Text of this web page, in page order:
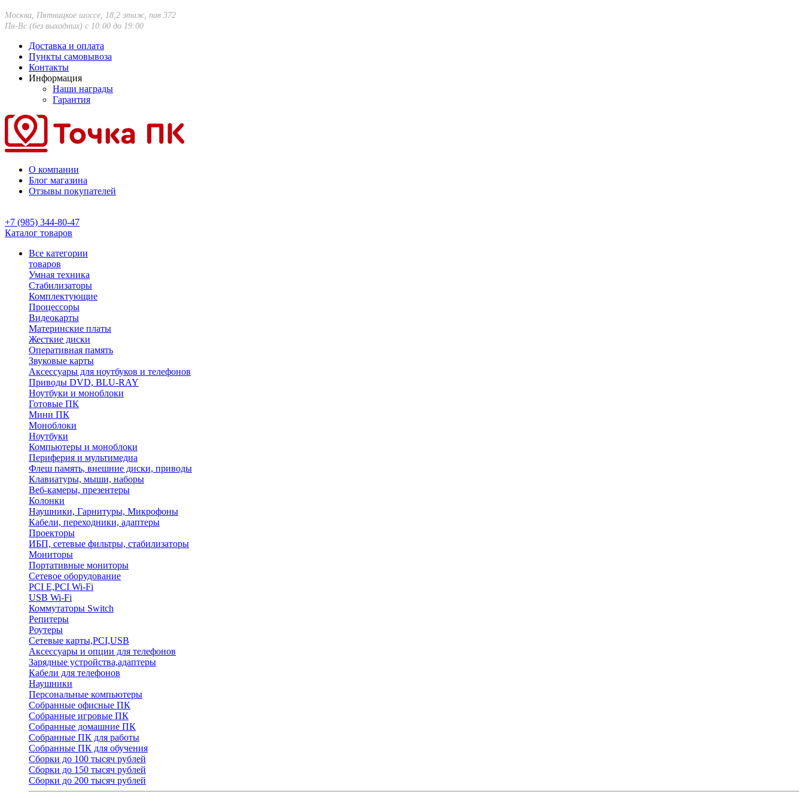
Москва, Пятницкое шоссе, 18,2 этаж, пав 372
Пн-Вс (без выходных) с 10:00 до 19:00
Доставка и оплата
Пункты самовывоза
Контакты
Информация
Наши награды
Гарантия
О компании
Блог магазина
Отзывы покупателей
+7 (985) 344-80-47
Каталог товаров
Все категории
товаров
Умная техника
Стабилизаторы
Комплектующие
Процессоры
Видеокарты
Материнские платы
Жесткие диски
Оперативная память
Звуковые карты
Аксессуары для ноутбуков и телефонов
Приводы DVD, BLU-RAY
Ноутбуки и моноблоки
Готовые ПК
Мини ПК
Моноблоки
Ноутбуки
Компьютеры и моноблоки
Периферия и мультимедиа
Флеш память, внешние диски, приводы
Клавиатуры, мыши, наборы
Веб-камеры, презентеры
Колонки
Наушники, Гарнитуры, Микрофоны
Кабели, переходники, адаптеры
Проекторы
ИБП, сетевые фильтры, стабилизаторы
Мониторы
Портативные мониторы
Сетевое оборудование
PCI E,PCI Wi-Fi
USB Wi-Fi
Коммутаторы Switch
Репитеры
Роутеры
Сетевые карты,PCI,USB
Аксессуары и опции для телефонов
Зарядные устройства,адаптеры
Кабели для телефонов
Наушники
Персональные компьютеры
Собранные офисные ПК
Собранные игровые ПК
Собранные домашние ПК
Собранные ПК для работы
Собранные ПК для обучения
Сборки до 100 тысяч рублей
Сборки до 150 тысяч рублей
Сборки до 200 тысяч рублей